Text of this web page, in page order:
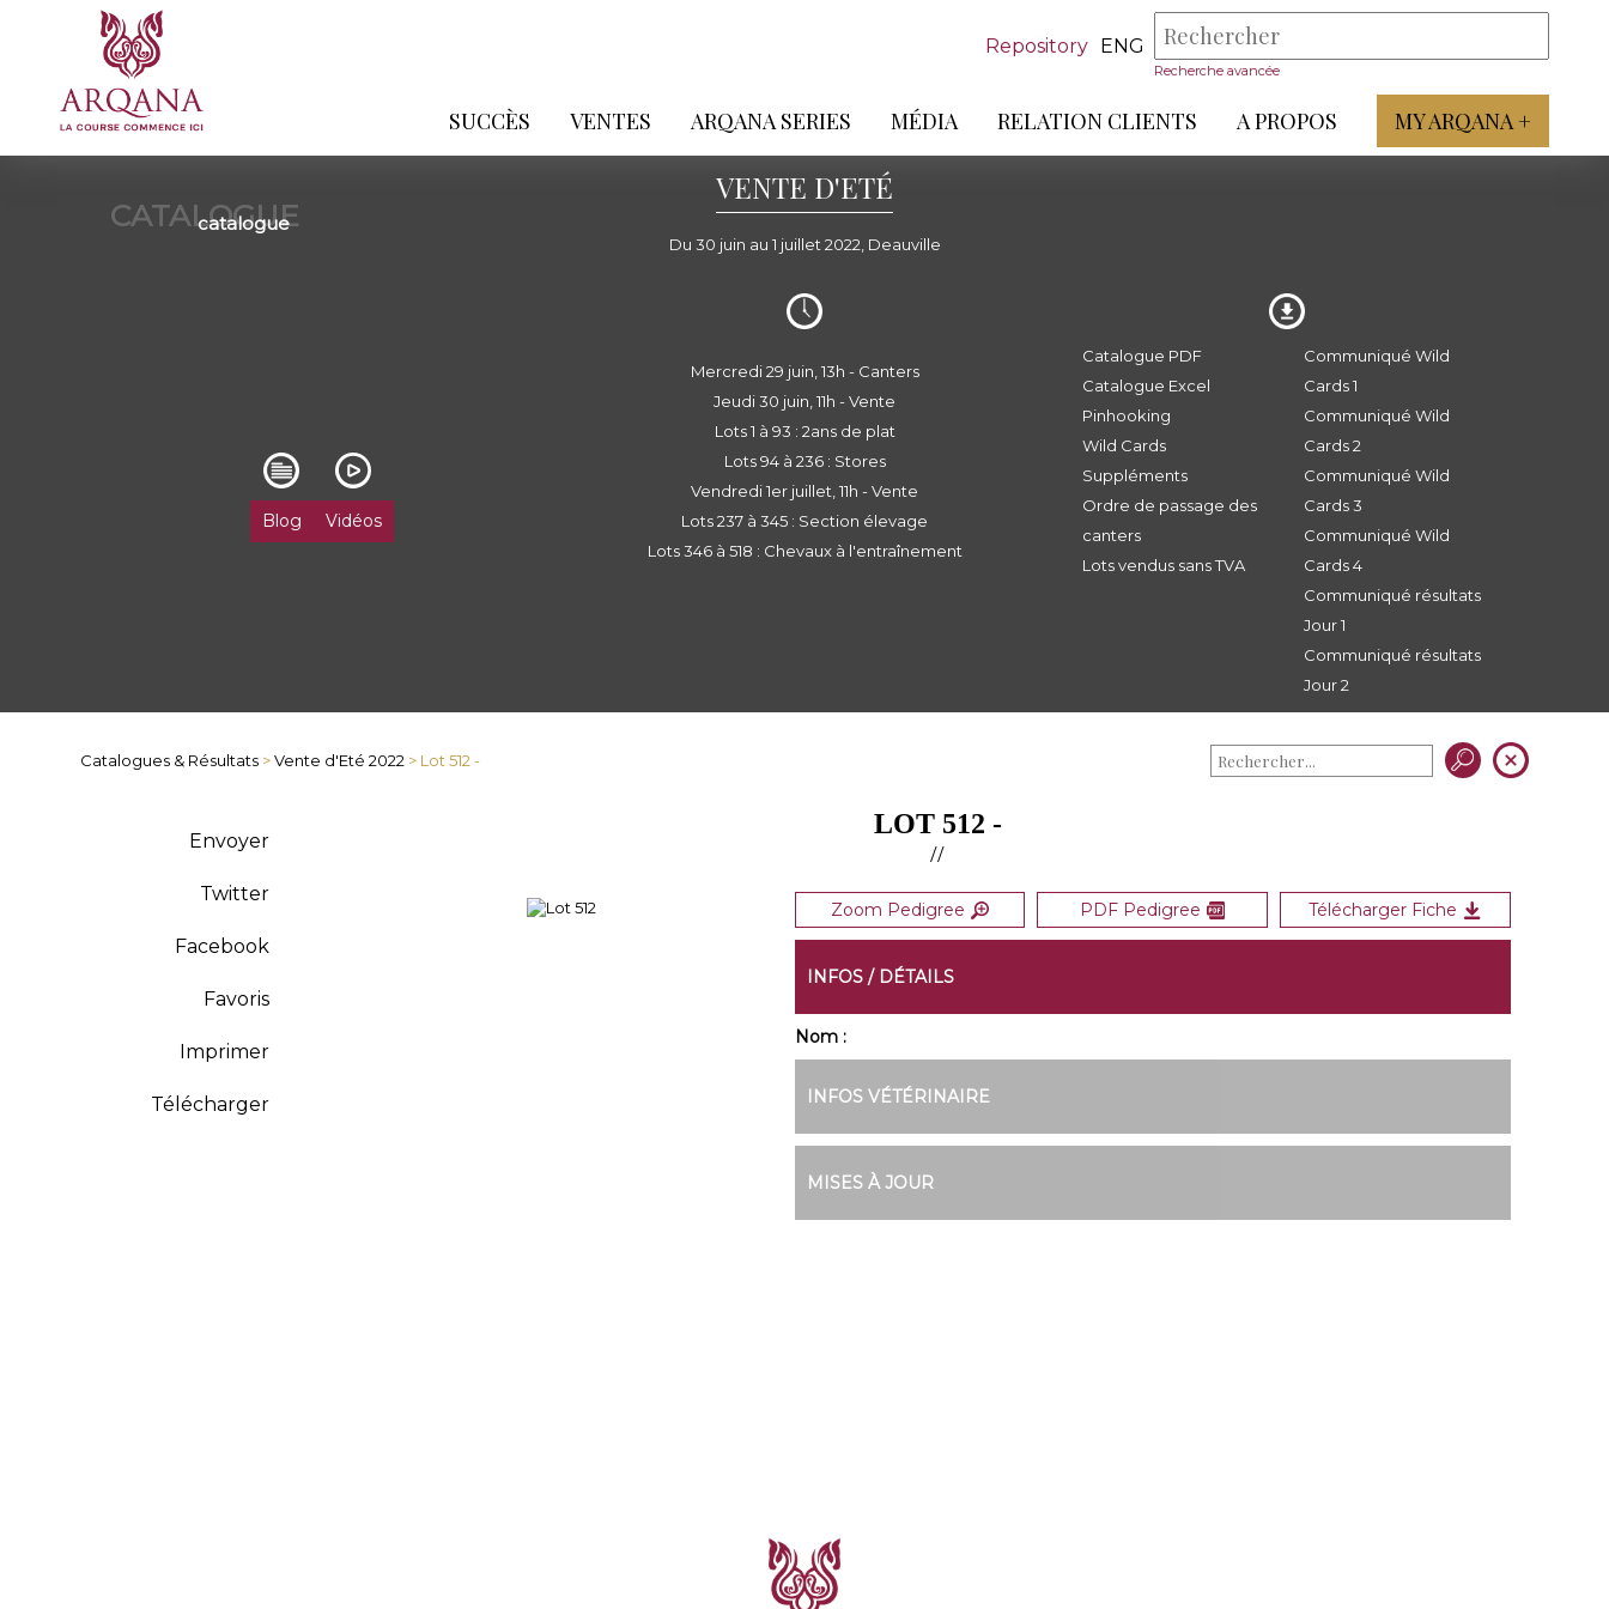
Repository ENG
Recherche avancée
SUCCÈS VENTES ARQANA SERIES MÉDIA RELATION CLIENTS A PROPOS MY ARQANA +
CATALOGUE
catalogue
VENTE D'ETÉ
Du 30 juin au 1 juillet 2022, Deauville
Blog Vidéos
Mercredi 29 juin, 13h - Canters
Jeudi 30 juin, 11h - Vente
Lots 1 à 93 : 2ans de plat
Lots 94 à 236 : Stores
Vendredi 1er juillet, 11h - Vente
Lots 237 à 345 : Section élevage
Lots 346 à 518 : Chevaux à l'entraînement
Catalogue PDF
Catalogue Excel
Pinhooking
Wild Cards
Suppléments
Ordre de passage des
canters
Lots vendus sans TVA
Communiqué Wild
Cards 1
Communiqué Wild
Cards 2
Communiqué Wild
Cards 3
Communiqué Wild
Cards 4
Communiqué résultats
Jour 1
Communiqué résultats
Jour 2
Catalogues & Résultats >Vente d'Eté 2022 > Lot 512 -
Envoyer
Twitter
Facebook
Favoris
Imprimer
Télécharger
LOT 512 -
//
Zoom Pedigree PDF Pedigree Télécharger Fiche
INFOS / DÉTAILS
Nom :
INFOS VÉTÉRINAIRE
MISES À JOUR